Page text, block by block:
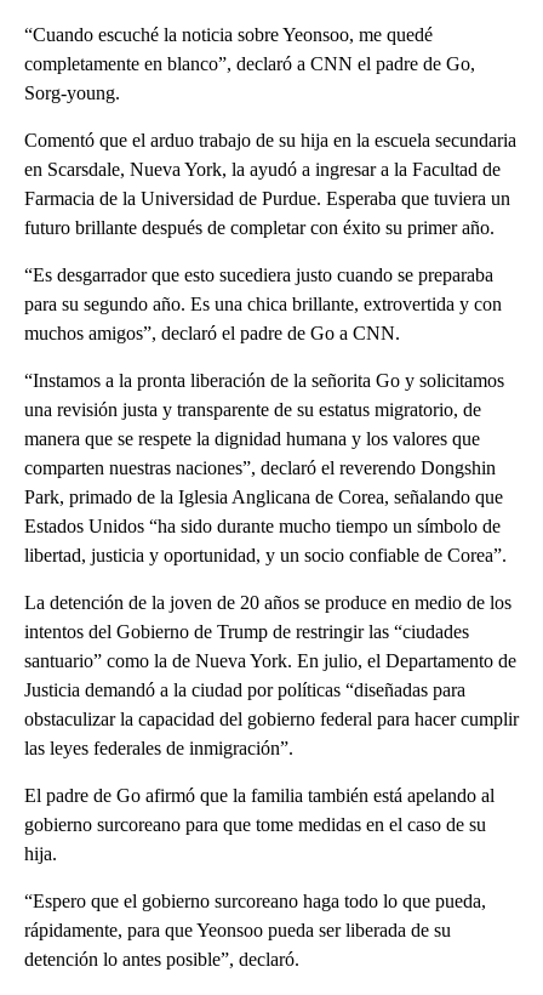
“Cuando escuché la noticia sobre Yeonsoo, me quedé
completamente en blanco”, declaró a CNN el padre de Go,
Sorg-young.
Comentó que el arduo trabajo de su hija en la escuela secundaria
en Scarsdale, Nueva York, la ayudó a ingresar a la Facultad de
Farmacia de la Universidad de Purdue. Esperaba que tuviera un
futuro brillante después de completar con éxito su primer año.
“Es desgarrador que esto sucediera justo cuando se preparaba
para su segundo año. Es una chica brillante, extrovertida y con
muchos amigos”, declaró el padre de Go a CNN.
“Instamos a la pronta liberación de la señorita Go y solicitamos
una revisión justa y transparente de su estatus migratorio, de
manera que se respete la dignidad humana y los valores que
comparten nuestras naciones”, declaró el reverendo Dongshin
Park, primado de la Iglesia Anglicana de Corea, señalando que
Estados Unidos “ha sido durante mucho tiempo un símbolo de
libertad, justicia y oportunidad, y un socio confiable de Corea”.
La detención de la joven de 20 años se produce en medio de los
intentos del Gobierno de Trump de restringir las “ciudades
santuario” como la de Nueva York. En julio, el Departamento de
Justicia demandó a la ciudad por políticas “diseñadas para
obstaculizar la capacidad del gobierno federal para hacer cumplir
las leyes federales de inmigración”.
El padre de Go afirmó que la familia también está apelando al
gobierno surcoreano para que tome medidas en el caso de su
hija.
“Espero que el gobierno surcoreano haga todo lo que pueda,
rápidamente, para que Yeonsoo pueda ser liberada de su
detención lo antes posible”, declaró.